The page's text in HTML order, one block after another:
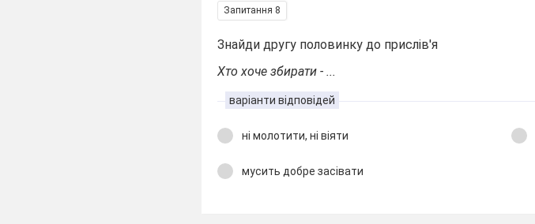
Запитання 8
Знайди другу половинку до прислів'я
Хто хоче збирати - ...
варіанти відповідей
ні молотити, ні віяти
мусить добре засівати